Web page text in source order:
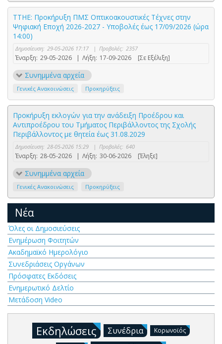
ΤΤΗΕ: Προκήρυξη ΠΜΣ Οπτικοακουστικές Τέχνες στην
Ψηφιακή Εποχή 2026-2027 - Υποβολές έως 17/09/2026 (ώρα
14:00)
Δημοσίευση: 29-05-2026 17:17 | Προβολές: 2357
Έναρξη: 29-05-2026 | Λήξη: 17-09-2026 [Σε Εξέλιξη]
Συνημμένα αρχεία
Γενικές Ανακοινώσεις Προκηρύξεις
Προκήρυξη εκλογών για την ανάδειξη Προέδρου και
Αντιπροέδρου του Τμήματος Περιβάλλοντος της Σχολής
Περιβάλλοντος με θητεία έως 31.08.2029
Δημοσίευση: 28-05-2026 15:29 | Προβολές: 640
Έναρξη: 28-05-2026 | Λήξη: 30-06-2026 [Έληξε]
Συνημμένα αρχεία
Γενικές Ανακοινώσεις Προκηρύξεις
Νέα
Όλες οι Δημοσιεύσεις
Ενημέρωση Φοιτητών
Ακαδημαϊκό Ημερολόγιο
Συνεδριάσεις Οργάνων
Πρόσφατες Εκδόσεις
Ενημερωτικό Δελτίο
Μετάδοση Video
Εκδηλώσεις Συνέδρια Κορωνοϊός